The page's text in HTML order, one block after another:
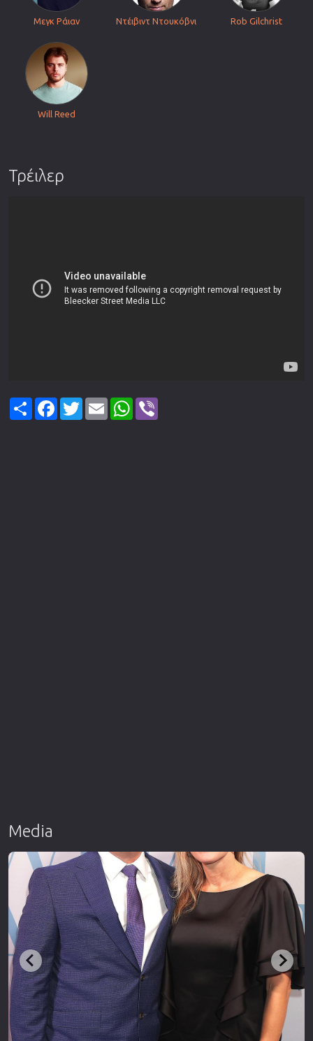
Μεγκ Ράιαν Ντέιβιντ Ντουκόβνι Rob Gilchrist
Will Reed
Τρέιλερ
ShareFacebook
TwitterEmail WhatsApp
Media